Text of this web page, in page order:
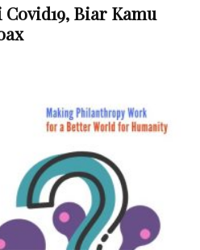
Biar Kamu